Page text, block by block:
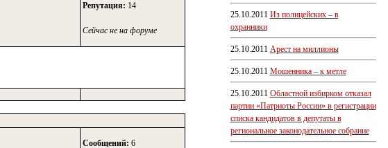
Репутация: 14
Сейчас не на форуме
Сообщений: 6
25.10.2011 Из полицейских – в
охранники
25.10.2011 Арест на миллионы
25.10.2011 Мошенника – к метле
25.10.2011 Областной избирком отказал
партии «Патриоты России» в регистрации
списка кандидатов в депутаты в
региональное законодательное собрание